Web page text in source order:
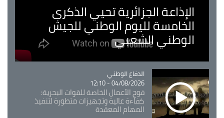
الإذاعة الجزائرية تحيي الذكرى
الخامسة لليوم الوطني للجيش
الوطني الشعبي
Catégorie
الدفاع الوطني
04/08/2026 - 12:10
فوج الأعمال الخاصة للقوات البحرية:
كفاءة عالية وتجهيزات متطورة لتنفيذ
المهام المعقدة